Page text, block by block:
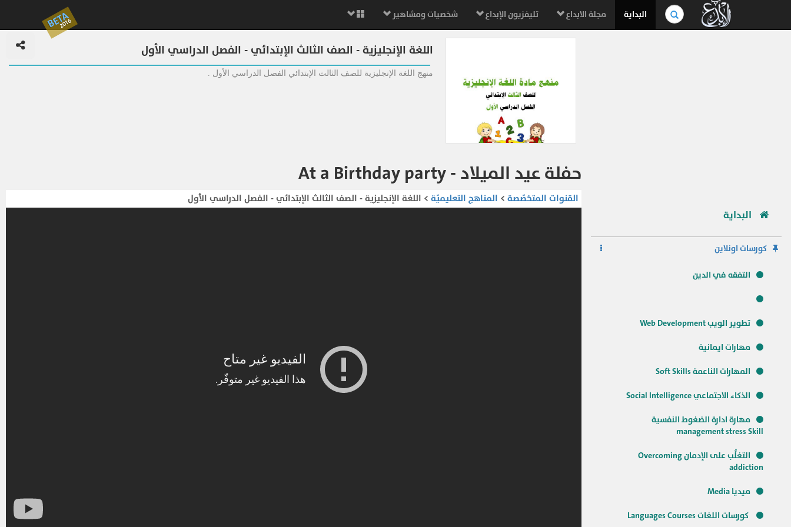
BETA
2016
بحث
في
الموسوعة..
البداية مجلة الابداع تليفزيون الإبداع شخصيات ومشاهير
البداية
كورسات اونلاين
التفقه في الدين
تطوير الويب Web Development
مهارات ايمانية
المهارات الناعمة Soft Skills
الذكاء الاجتماعي Social Intelligence
مهارة ادارة الضغوط النفسية
management stress Skill
التغلُّب على الإدمان Overcoming
addiction
ميديا Media
كورسات اللغات Languages Courses
اللغة الإنجليزية - الصف الثالث الإبتدائي - الفصل الدراسي الأول
منهج اللغة الإنجليزية للصف الثالث الإبتدائي الفصل الدراسي الأول .
حفلة عيد الميلاد - At a Birthday party
القنوات المتخصّصة > المناهج التعليميّة > اللغة الإنجليزية - الصف الثالث الإبتدائي - الفصل الدراسي الأول